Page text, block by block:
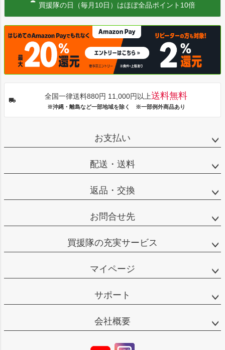
買援隊の日（毎月10日）はほぼ全品ポイント10倍
全国一律送料880円 11,000円以上送料無料
※沖縄・離島など一部地域を除く ※一部例外商品あり
お支払い
配送・送料
返品・交換
お問合せ先
買援隊の充実サービス
マイページ
サポート
会社概要